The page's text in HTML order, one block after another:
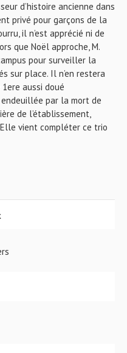
d’histoire ancienne dans
privé pour garçons de la
il n’est apprécié ni de
que Noël approche, M.
pour surveiller la
sur place. Il n’en restera
aussi doué
endeuillée par la mort de
de l’établissement,
vient compléter ce trio